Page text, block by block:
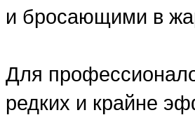
и бросающими в
Для
редких и крайне